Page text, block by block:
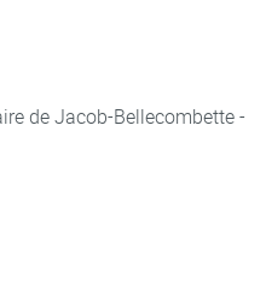
de Jacob-Bellecombette -